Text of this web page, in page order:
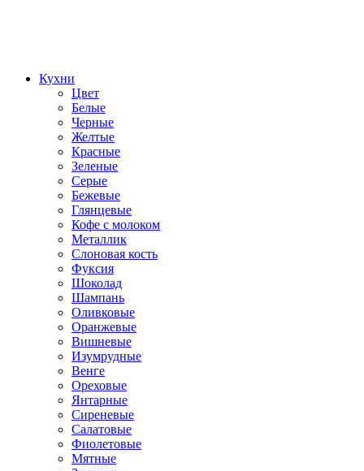
Кухни
Цвет
Белые
Черные
Желтые
Красные
Зеленые
Серые
Бежевые
Глянцевые
Кофе с молоком
Металлик
Слоновая кость
Фуксия
Шоколад
Шампань
Оливковые
Оранжевые
Вишневые
Изумрудные
Венге
Ореховые
Янтарные
Сиреневые
Салатовые
Фиолетовые
Мятные